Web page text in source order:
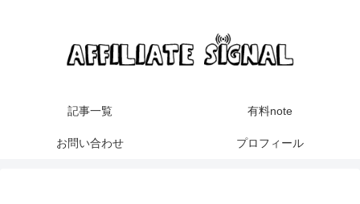
記事一覧 有料note
お問い合わせ プロフィール